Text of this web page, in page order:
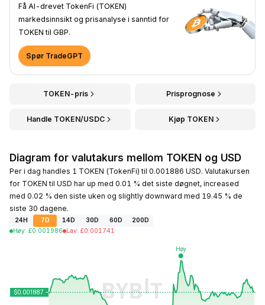
Få AI-drevet TokenFi (TOKEN)
markedsinnsikt og prisanalyse i sanntid for
TOKEN til GBP.
Spør TradeGPT
TOKEN-pris Prisprognose
Handle TOKEN/USDC Kjøp TOKEN
Diagram for valutakurs mellom TOKEN og USD
Per i dag handles 1 TOKEN (TokenFi) til 0.001886 USD. Valutakursen
for TOKEN til USD har up med 0.01 % det siste døgnet, increased
med 0.02 % den siste uken og slightly downward med 19.45 % de
siste 30 dagene.
24H 7D 14D 30D 60D
200D
Høy: £0.001986 Lav: £0.001741